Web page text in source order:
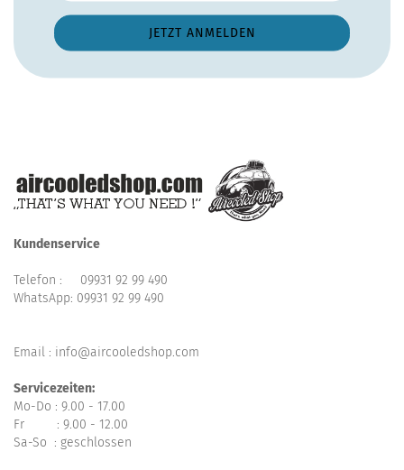
Kundenservice
Telefon : 09931 92 99 490
WhatsApp: 09931 92 99 490
Email : info@aircooledshop.com
Servicezeiten:
Mo-Do : 9.00 - 17.00
Fr : 9.00 - 12.00
Sa-So : geschlossen